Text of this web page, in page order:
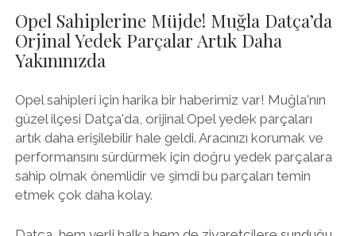
Opel Sahiplerine Müjde! Muğla Datça’da
Orjinal Yedek Parçalar Artık Daha
Yakınınızda
Opel sahipleri için harika bir haberimiz var! Muğla'nın
güzel ilçesi Datça'da, orijinal Opel yedek parçaları
artık daha erişilebilir hale geldi. Aracınızı korumak ve
performansını sürdürmek için doğru yedek parçalara
sahip olmak önemlidir ve şimdi bu parçaları temin
etmek çok daha kolay.